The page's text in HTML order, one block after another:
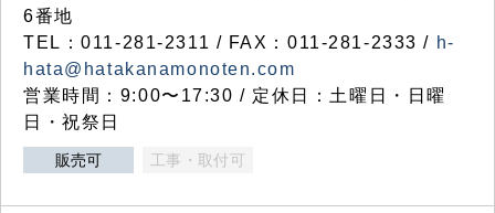
6番地
TEL：011-281-2311 / FAX：011-281-2333 / h-
hata@hatakanamonoten.com
営業時間：9:00〜17:30 / 定休日：土曜日・日曜
日・祝祭日
販売可 工事・取付可